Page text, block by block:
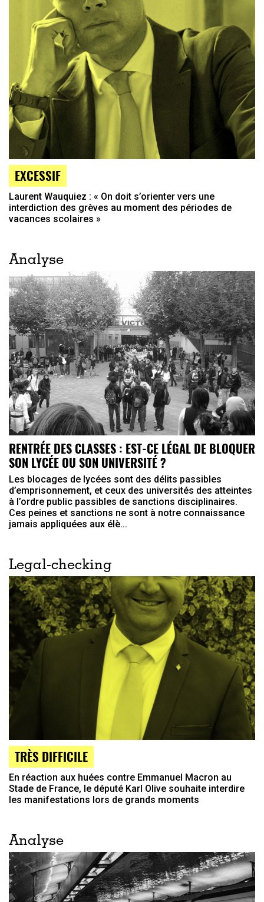
EXCESSIF
Laurent Wauquiez : « On doit s’orienter vers une
interdiction des grèves au moment des périodes de
vacances scolaires »
Analyse
RENTRÉE DES CLASSES : EST-CE LÉGAL DE BLOQUER
SON LYCÉE OU SON UNIVERSITÉ ?
Les blocages de lycées sont des délits passibles
d’emprisonnement, et ceux des universités des atteintes
à l’ordre public passibles de sanctions disciplinaires.
Ces peines et sanctions ne sont à notre connaissance
jamais appliquées aux élè...
Legal-checking
TRÈS DIFFICILE
En réaction aux huées contre Emmanuel Macron au
Stade de France, le député Karl Olive souhaite interdire
les manifestations lors de grands moments
Analyse